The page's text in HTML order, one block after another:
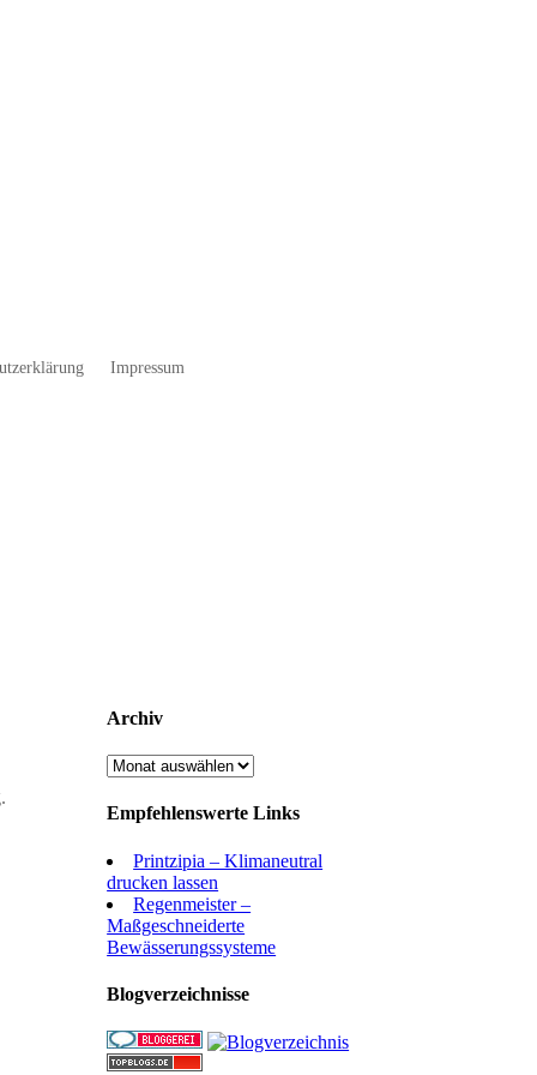
Impressum
Archiv
Archiv
Empfehlenswerte Links
Printzipia – Klimaneutral
drucken lassen
Regenmeister –
Maßgeschneiderte
Bewässerungssysteme
Blogverzeichnisse